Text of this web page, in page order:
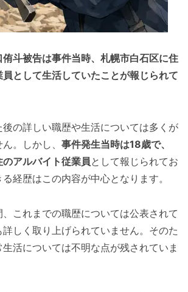
斗被告は事件当時、札幌市白石区に住
として生活していたことが報じられて
の詳しい職歴や生活については多くが
。しかし、 事件発生当時は18歳で、
アルバイト従業員として報じられてお
経歴はこの内容が中心となります。
これまでの職歴については公表されて
しく取り上げられていません。そのた
活については不明な点が残されていま